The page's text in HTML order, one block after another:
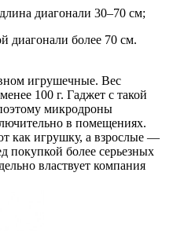
диагонали 30–70 см;
диагонали более 70 см.
игрушечные. Вес
100 г. Гаджет с такой
микродроны
в помещениях.
как игрушку, а взрослые —
покупкой более серьезных
властвует компания